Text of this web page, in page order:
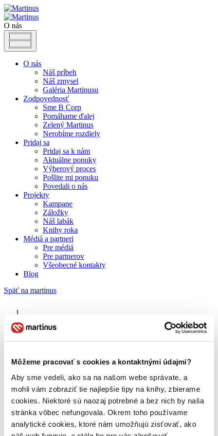
Môžeme pracovať s cookies a kontaktnými údajmi?
Aby sme vedeli, ako sa na našom webe správate, a
mohli vám zobraziť tie najlepšie tipy na knihy, zbierame
cookies. Niektoré sú naozaj potrebné a bez nich by naša
stránka vôbec nefungovala. Okrem toho používame
analytické cookies, ktoré nám umožňujú zisťovať, ako
O nás
O nás
Náš príbeh
Náš zmysel
Galéria Martinusu
Zodpovednosť
Sme B Corp
Pomáhame ďalej
Zelený Martinus
Nerobíme rozdiely
Pridaj sa
Pridaj sa k nám
Aktuálne ponuky
Výberový proces
Pošlite mi ponuku
Povedali o nás
Projekty
Kampane
Záložky
Náš labák
Knihy roka
Médiá a partneri
Pre médiá
Pre partnerov
Všeobecné kontakty
Blog
Späť na martinus
Martin Rázus
O nás
Náš príbeh
Galéria Martinusu
Zodpovednosť
Sme B Corp